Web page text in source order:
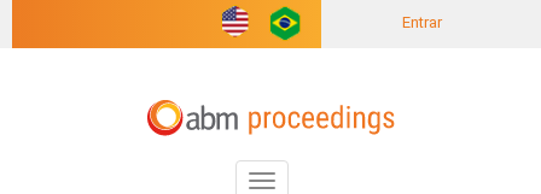
Entrar
Toggle